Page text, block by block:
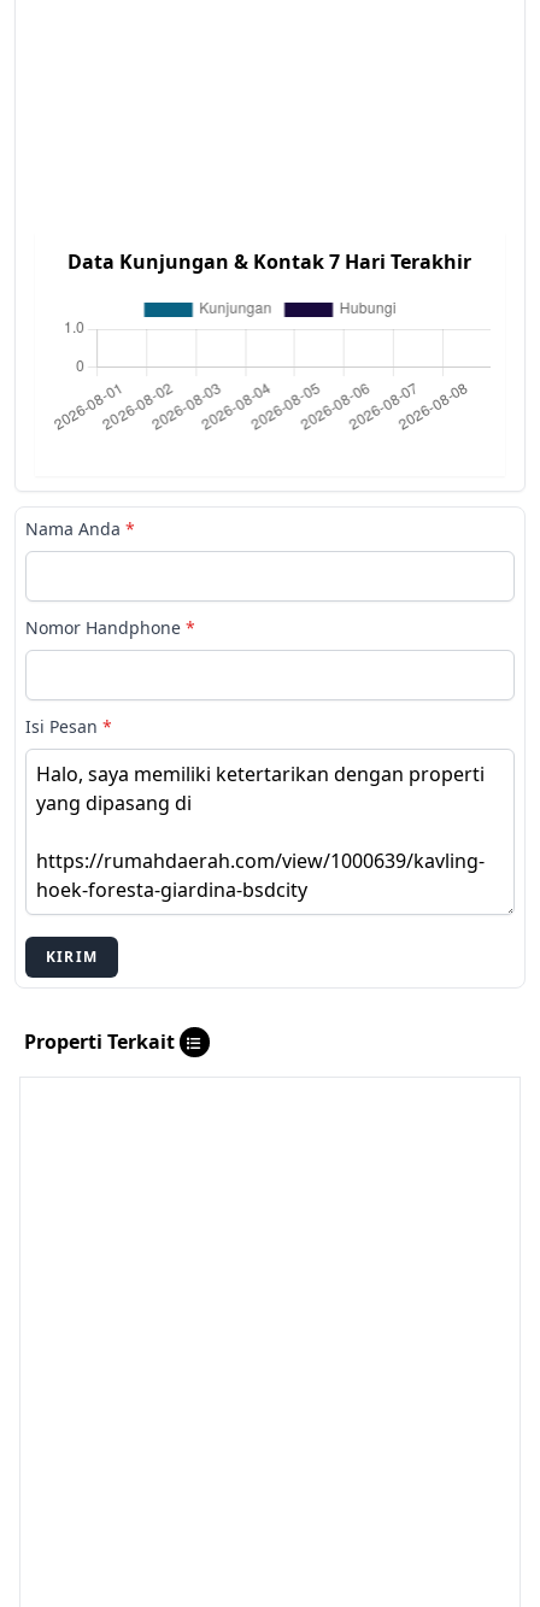
Data Kunjungan & Kontak 7 Hari Terakhir
Nama Anda *
Nomor Handphone *
Isi Pesan *
KIRIM
Properti Terkait